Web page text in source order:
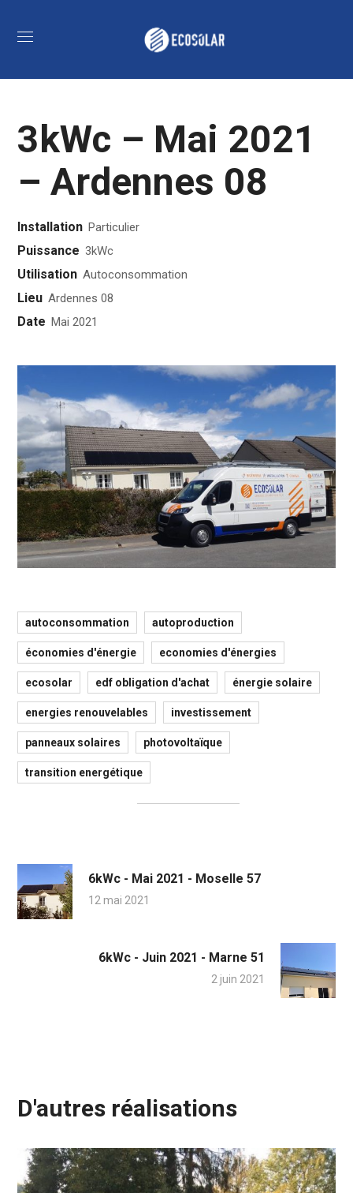
3kWc – Mai 2021
– Ardennes 08
Installation Particulier
Puissance 3kWc
Utilisation Autoconsommation
Lieu Ardennes 08
Date Mai 2021
autoconsommation autoproduction
économies d'énergie economies d'énergies
ecosolar edf obligation d'achat énergie solaire
energies renouvelables investissement
panneaux solaires photovoltaïque
transition energétique
6kWc - Mai 2021 - Moselle 57
12 mai 2021
6kWc - Juin 2021 - Marne 51
2 juin 2021
D'autres réalisations